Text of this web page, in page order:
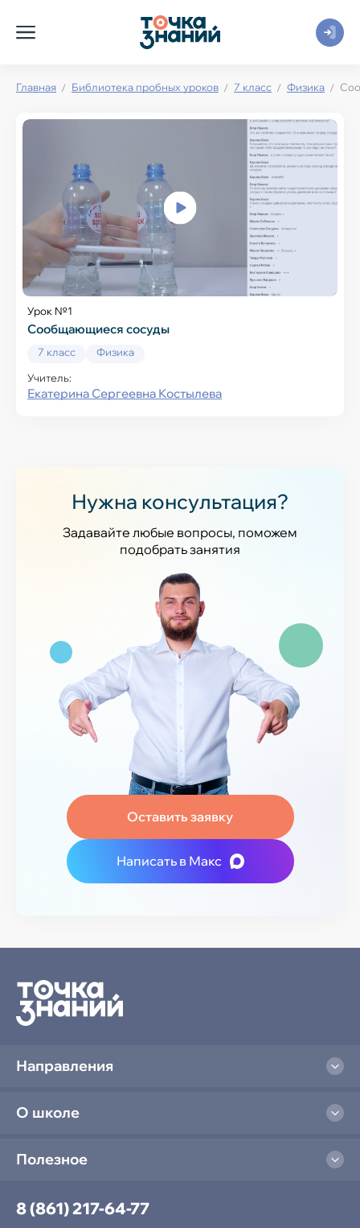
Главная Библиотека пробных уроков 7 класс Физика
Урок №1
Сообщающиеся сосуды
7 класс
Физика
Учитель:
Екатерина Сергеевна Костылева
Нужна консультация?
Задавайте любые вопросы, поможем
подобрать занятия
Оставить заявку
Написать в Макс
Направления
О школе
Полезное
8 (861) 217-64-77